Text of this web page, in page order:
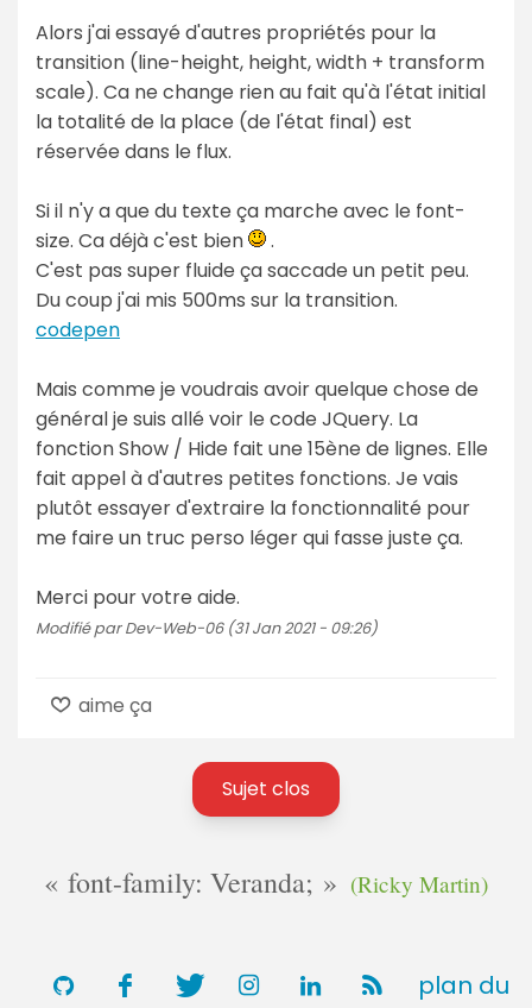
Alors j'ai essayé d'autres propriétés pour la
transition (line-height, height, width + transform
scale). Ca ne change rien au fait qu'à l'état initial
la totalité de la place (de l'état final) est
réservée dans le flux.
Si il n'y a que du texte ça marche avec le font-
size. Ca déjà c'est bien
.
C'est pas super fluide ça saccade un petit peu.
Du coup j'ai mis 500ms sur la transition.
codepen
Mais comme je voudrais avoir quelque chose de
général je suis allé voir le code JQuery. La
fonction Show / Hide fait une 15ène de lignes. Elle
fait appel à d'autres petites fonctions. Je vais
plutôt essayer d'extraire la fonctionnalité pour
me faire un truc perso léger qui fasse juste ça.
Merci pour votre aide.
Modifié par Dev-Web-06 (31 Jan 2021 - 09:26)
aime ça
Sujet clos
font-family: Veranda; (Ricky Martin)
plan du